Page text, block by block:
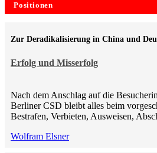
Positionen
Erfolg und Misserfolg
Zur Deradikalisierung in China und
Nach dem Anschlag auf die
Berliner CSD bleibt alles beim
Bestrafen, Verbieten, Ausweisen,
Wolfram Elsner